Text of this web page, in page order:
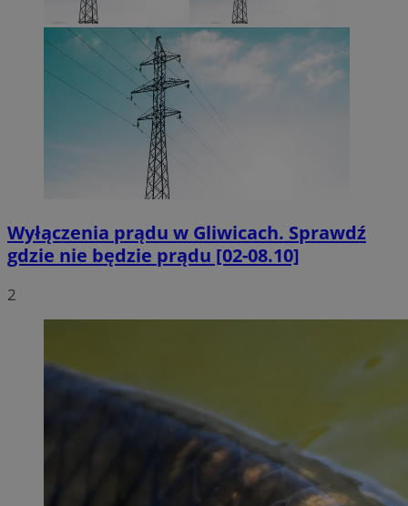
Wyłączenia prądu w Gliwicach. Sprawdź
gdzie nie będzie prądu [02-08.10]
2